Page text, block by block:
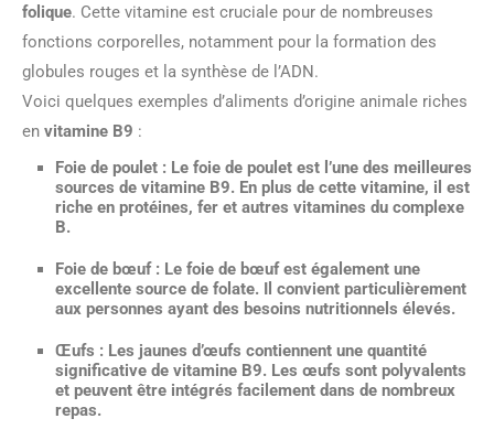
folique. Cette vitamine est cruciale pour de nombreuses
fonctions corporelles, notamment pour la formation des
globules rouges et la synthèse de l’ADN.
Voici quelques exemples d’aliments d’origine animale riches
en vitamine B9 :
Foie de poulet : Le foie de poulet est l’une des meilleures
sources de vitamine B9. En plus de cette vitamine, il est
riche en protéines, fer et autres vitamines du complexe
B.
Foie de bœuf: Le foie de bœuf est également une
excellente source de folate. Il convient particulièrement
aux personnes ayant des besoins nutritionnels élevés.
Œufs : Les jaunes d’œufs contiennent une quantité
significative de vitamine B9. Les œufs sont polyvalents
et peuvent être intégrés facilement dans de nombreux
repas.